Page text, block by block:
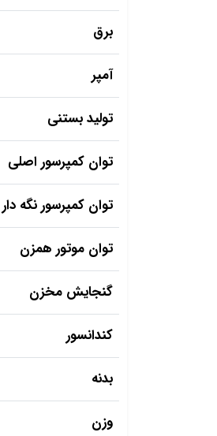
برق
آمپر
تولید بستنی
توان کمپرسور اصلی
توان کمپرسور نگه دار
توان موتور همزن
گنجایش مخزن
کندانسور
بدنه
وزن